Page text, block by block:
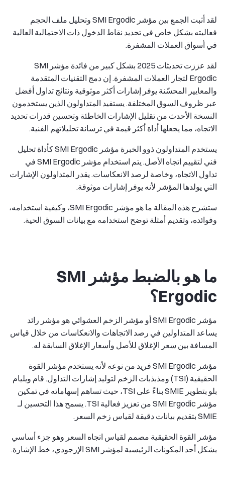
لقد أثبت الجمع بين مؤشر SMI Ergodic وتحليل ملف الحجم
فعاليته بشكل خاص في تحديد نقاط الدخول ذات الاحتمالية العالية
في أسواق العملات المشفرة.
لقد عززت تحديثات 2025 بشكل كبير من فائدة مؤشر SMI
Ergodic لتجار العملات المشفرة. إن دمج التقنيات المتقدمة
والمعايير المحسّنة يوفر إشارات أكثر موثوقية ونتائج تداول أفضل
عبر ظروف السوق المختلفة. يستفيد المتداولون الذين يستخدمون
النسخة الأحدث من تقليل الإشارات الخاطئة وتحسين قدرات تحديد
الاتجاه، مما يجعلها أداة أكثر قيمة في ترسانة تحليلاتهم الفنية.
يستخدم المتداولون ذوو الخبرة مؤشر SMI Ergodic كأداة تحليل
فني لتقييم اتجاه الأصل. يتم استخدام مؤشر SMI Ergodic في
تداول الاتجاه، وخاصة لرصد الانعكاسات. يقدر المتداولون الإشارات
التي يولدها المؤشر لأنه يوفر إشارات موثوقة.
ستشرح هذه المقالة ما هو مؤشر SMI Ergodic، وكيفية استخدامه،
وفوائده، وتقديم أمثلة توضح استخدامه مع بيانات السوق الحية.
ما هو بالضبط مؤشر SMI
Ergodic؟
مؤشر SMI Ergodic أو مؤشر الزخم العشوائي هو مؤشر رائد
يساعد المتداولين في رصد الاتجاهات والانعكاسات من خلال قياس
المسافة بين سعر الإغلاق للأصل وأسعار الإغلاق السابقة له.
مؤشر SMI Ergodic فريد من نوعه لأنه يستخدم مؤشر القوة
الحقيقية (TSI) ومذبذبات الزخم لتوليد إشارات التداول. قام ويليام
بلو بتطوير SMIE بناءً على TSI، حيث تساهم إسهاماته في تمكين
مؤشر SMI Ergodic من تعزيز فعالية TSI. يسمح هذا التحسين لـ
SMIE بتقديم بيانات دقيقة لقياس زخم السعر.
مؤشر القوة الحقيقية مصمم لقياس اتجاه السعر وهو جزء أساسي
يشكل أحد المكونات الرئيسية لمؤشر SMI الإرجودي، خط الإشارة.